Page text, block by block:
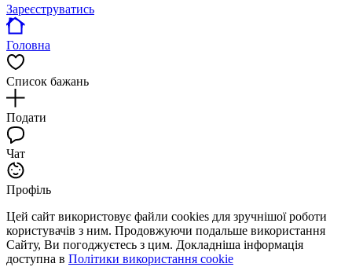
Зареєструватись
Головна
Список бажань
Подати
Чат
Профіль
Цей сайт використовує файли cookies для зручнішої роботи
користувачів з ним. Продовжуючи подальше використання
Сайту, Ви погоджуєтесь з цим. Докладніша інформація
доступна в Політики використання cookie